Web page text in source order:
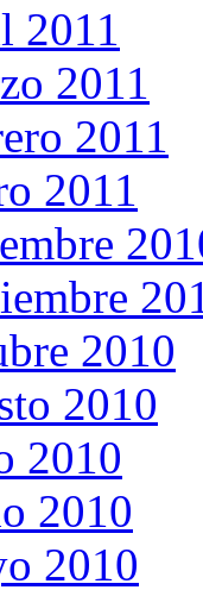
2011
2011
2011
2011
2010
2010
2010
2010
2010